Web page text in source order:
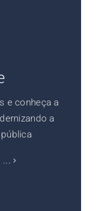
e conheça a
a
...